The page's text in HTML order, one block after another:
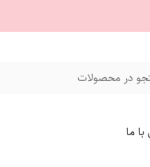
در محصولات
ما